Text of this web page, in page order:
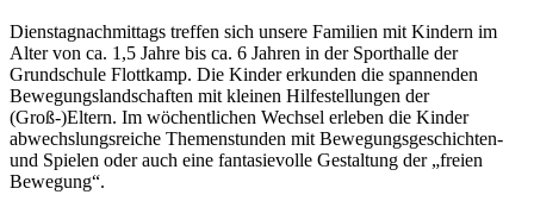
Dienstagnachmittags treffen sich unsere Familien mit Kindern im
Alter von ca. 1,5 Jahre bis ca. 6 Jahren in der Sporthalle der
Grundschule Flottkamp. Die Kinder erkunden die spannenden
Bewegungslandschaften mit kleinen Hilfestellungen der
(Groß-)Eltern. Im wöchentlichen Wechsel erleben die Kinder
abwechslungsreiche Themenstunden mit Bewegungsgeschichten-
und Spielen oder auch eine fantasievolle Gestaltung der „freien
Bewegung“.